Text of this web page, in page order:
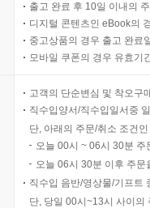
출고 완료 후 10일 이내의
디지털 콘텐츠인 eBook의
중고상품의 경우 출고 완료
모바일 쿠폰의 경우 유효기
고객의 단순변심 및 착오구
직수입양서/직수입일서중
단, 아래의 주문/취소 조건
오늘 00시 ~ 06시 30분
오늘 06시 30분 이후 주
직수입 음반/영상물/기프트
단, 당일 00시~13시 사이의